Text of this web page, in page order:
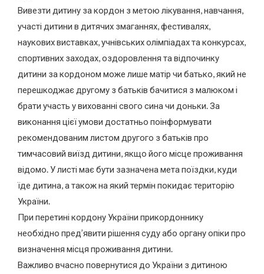
Вивезти дитину за кордон з метою лікування, навчання,
участі дитини в дитячих змаганнях, фестивалях,
наукових виставках, учнівських олімпіадах та конкурсах,
спортивних заходах, оздоровлення та відпочинку
дитини за кордоном може лише матір чи батько, який не
перешкоджає другому з батьків бачитися з малюком і
брати участь у вихованні свого сина чи доньки. За
виконання цієї умови достатньо поінформувати
рекомендованим листом другого з батьків про
тимчасовий виїзд дитини, якщо його місце проживання
відомо. У листі має бути зазначена мета поїздки, куди
їде дитина, а також на який термін покидає територію
України.
При перетині кордону України прикордоннику
необхідно пред’явити рішення суду або органу опіки про
визначення місця проживання дитини.
Важливо вчасно повернутися до України з дитиною